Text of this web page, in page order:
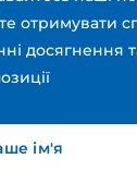
отримувати
досягнення